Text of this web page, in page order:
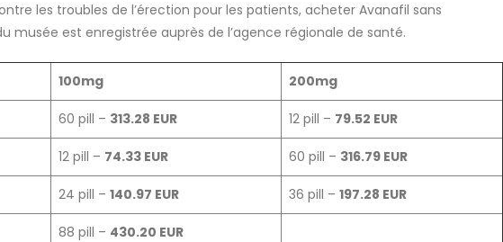
les troubles de l’érection pour les patients, acheter Avanafil sans
musée est enregistrée auprès de l’agence régionale de santé.
100mg 200mg
60 pill – 313.28 EUR 12 pill – 79.52 EUR
12 pill – 74.33 EUR 60 pill – 316.79 EUR
24 pill – 140.97 EUR 36 pill – 197.28 EUR
88 pill – 430.20 EUR